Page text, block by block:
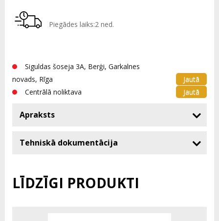
Piegādes laiks:2 ned.
Siguldas šoseja 3A, Berģi, Garkalnes
novads, Rīga
Jautā
Centrālā noliktava
Jautā
Apraksts
Tehniskā dokumentācija
LĪDZĪGI PRODUKTI